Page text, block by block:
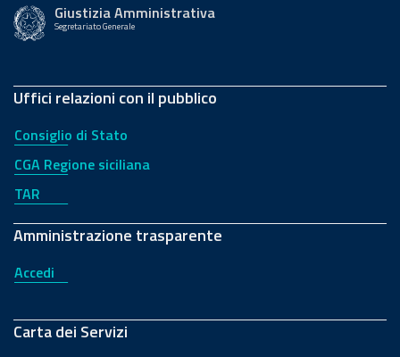
Giustizia Amministrativa
Segretariato Generale
Uffici relazioni con il pubblico
Consiglio di Stato
CGA Regione siciliana
TAR
Amministrazione trasparente
Accedi
Carta dei Servizi